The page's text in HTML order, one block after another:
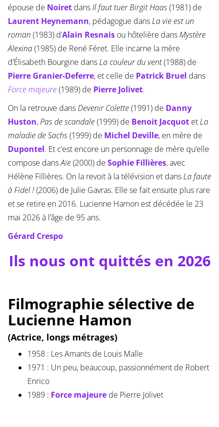
épouse de NoiretdansIl faut tuer Birgit Haas(1981) de
Laurent Heynemann, pédagogue dansLa vie est un
roman (1983) d’Alain Resnaisou hôtelière dansMystère
Alexina(1985) de René Féret. Elle incarne la mère
d’Élisabeth Bourgine dansLa couleur du vent(1988) de
Pierre Granier-Deferre, et celle de Patrick Bruel dans
Force majeure(1989) de Pierre Jolivet.
On la retrouve dansDevenir Colette(1991) de Danny
Huston,Pas de scandale(1999) de Benoit JacquotetLa
maladie de Sachs(1999) de Michel Deville, en mère de
Dupontel. Et c’est encore un personnage de mère qu’elle
compose dansAïe(2000) de Sophie Fillières, avec
Hélène Fillières. On la revoit à la télévision et dansLa faute
à Fidel !(2006) de Julie Gavras. Elle se fait ensuite plus rare
et se retire en 2016. Lucienne Hamon est décédée le 23
mai 2026 à l’âge de 95 ans.
Gérard Crespo
Ils nous ont quittés en 2026
Filmographie sélective de
Lucienne Hamon
(Actrice, longs métrages)
1958 : Les Amants de Louis Malle
1971 : Un peu, beaucoup, passionnément de Robert
Enrico
1989 : Force majeurede Pierre Jolivet